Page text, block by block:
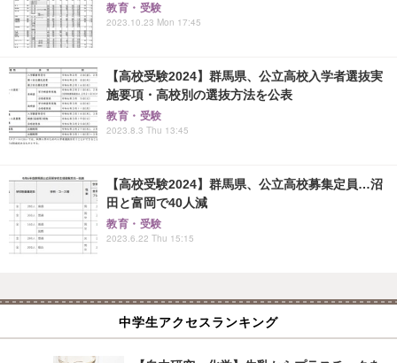
教育・受験
2023.10.23 Mon 17:45
【高校受験2024】群馬県、公立高校入学者選抜実
施要項・高校別の選抜方法を公表
教育・受験
2023.8.3 Thu 13:45
【高校受験2024】群馬県、公立高校募集定員…沼
田と富岡で40人減
教育・受験
2023.6.22 Thu 15:15
中学生アクセスランキング